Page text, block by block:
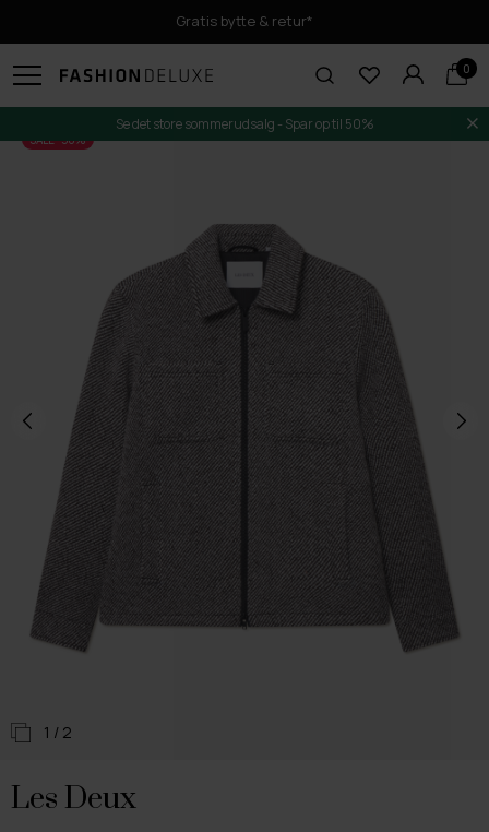
Gratis bytte & retur*
0
Se det store sommerudsalg - Spar op til 50%
SALE -50%
1 / 2
Les Deux